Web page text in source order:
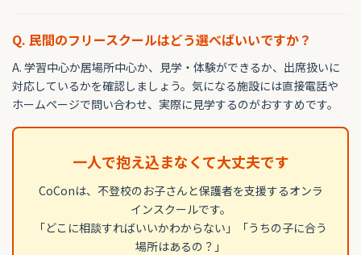
Q. 民間のフリースクールはどう選べばいいですか？
A. 学習中心か居場所中心か、見学・体験ができるか、出席扱いに
対応しているかを確認しましょう。気になる施設には直接電話や
ホームページで問い合わせ、実際に見学するのがおすすめです。
一人で抱え込まなくて大丈夫です
CoConは、不登校のお子さんと保護者を支援するオンラ
インスクールです。
「どこに相談すればいいかわからない」「うちの子に合う
場所はあるの？」